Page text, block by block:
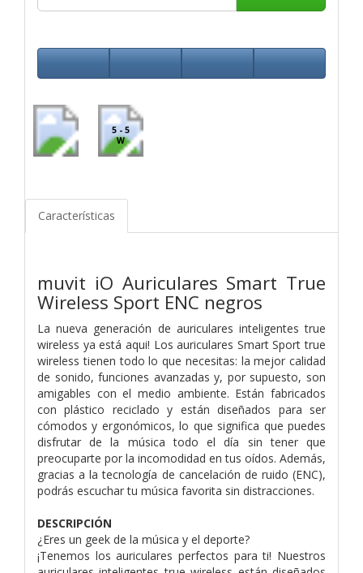
5 - 5
W
Características
muvit iO Auriculares Smart True
Wireless Sport ENC negros
La nueva generación de auriculares inteligentes true
wireless ya está aqui! Los auriculares Smart Sport true
wireless tienen todo lo que necesitas: la mejor calidad
de sonido, funciones avanzadas y, por supuesto, son
amigables con el medio ambiente. Están fabricados
con plástico reciclado y están diseñados para ser
cómodos y ergonómicos, lo que significa que puedes
disfrutar de la música todo el día sin tener que
preocuparte por la incomodidad en tus oídos. Además,
gracias a la tecnología de cancelación de ruido (ENC),
podrás escuchar tu música favorita sin distracciones.
DESCRIPCIÓN
¿Eres un geek de la música y el deporte?
¡Tenemos los auriculares perfectos para ti! Nuestros